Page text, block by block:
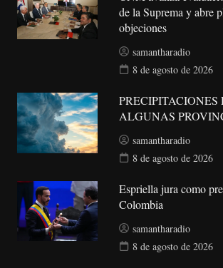
de la Suprema y abre
objeciones
samantharadio
8 de agosto de 2026
PRECIPITACIONES
ALGUNAS
samantharadio
8 de agosto de 2026
Espriella jura como
Colombia
samantharadio
8 de agosto de 2026